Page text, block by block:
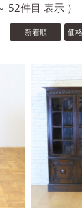
52件目 表示 ）
新着順 価